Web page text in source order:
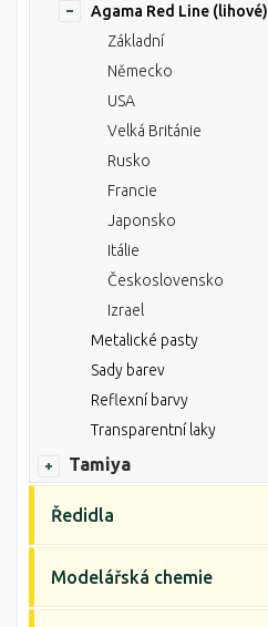
Agama Red Line (lihové)
Základní
Německo
USA
Velká Británie
Rusko
Francie
Japonsko
Itálie
Československo
Izrael
Metalické pasty
Sady barev
Reflexní barvy
Transparentní laky
Tamiya
Ředidla
Modelářská chemie